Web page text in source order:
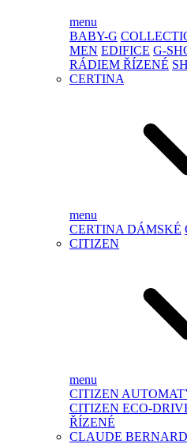
menu
BABY-G
MEN EDIFICE G-
RÁDIEM ŘÍZENÉ
CERTINA
menu
CERTINA DÁMSKÉ
CITIZEN
menu
CITIZEN
CITIZEN ECO-
ŘÍZENÉ
CLAUDE BERNARD